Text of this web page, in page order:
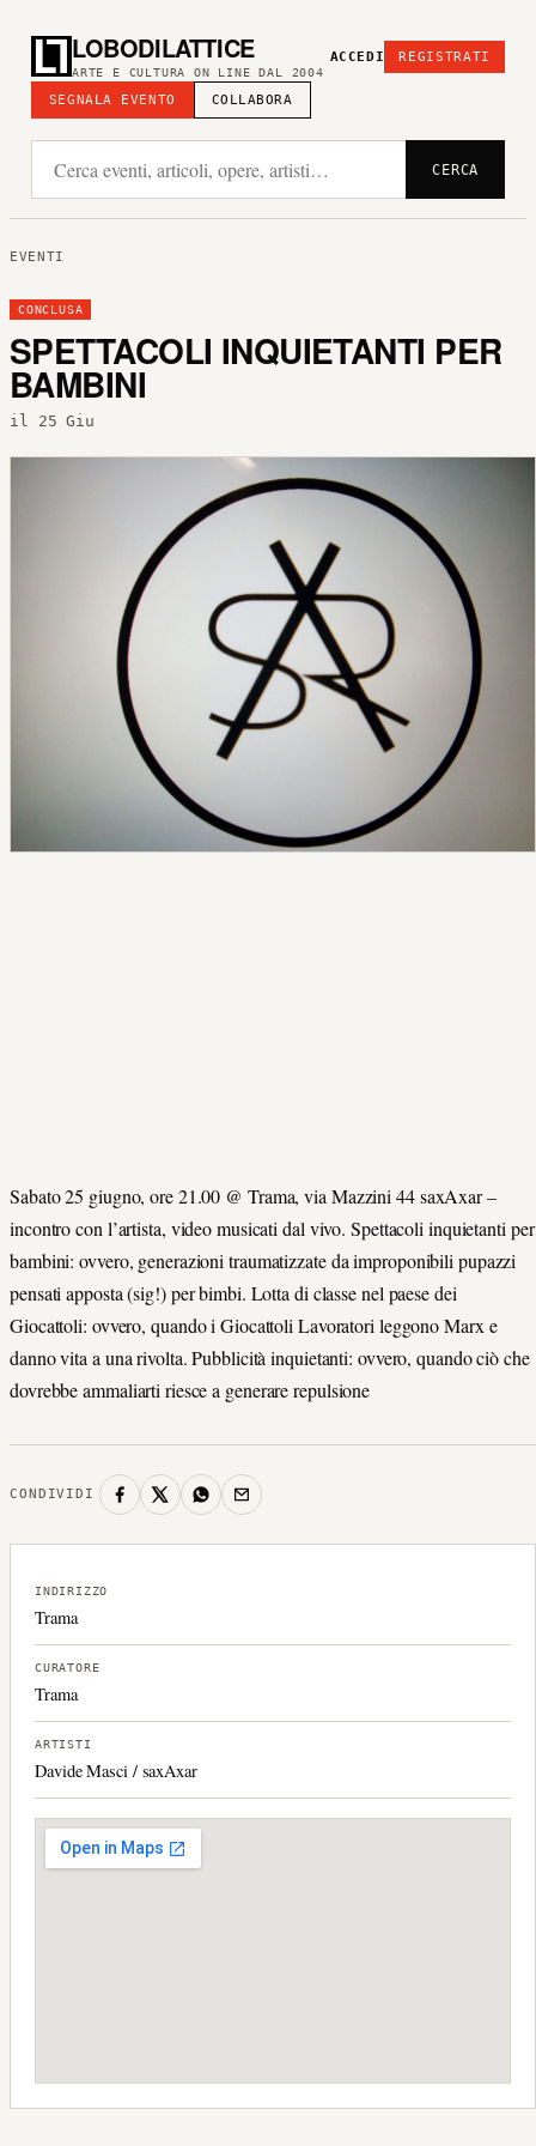
LOBODILATTICE
ARTE E CULTURA ON LINE DAL 2004
SEGNALA EVENTO COLLABORA
ACCEDI REGISTRATI
CERCA
EVENTI
CONCLUSA
SPETTACOLI INQUIETANTI PER
BAMBINI
il 25 Giu
Sabato 25 giugno, ore 21.00 @ Trama, via Mazzini 44 saxAxar –
incontro con l’artista, video musicati dal vivo. Spettacoli inquietanti per
bambini: ovvero, generazioni traumatizzate da improponibili pupazzi
pensati apposta (sig!) per bimbi. Lotta di classe nel paese dei
Giocattoli: ovvero, quando i Giocattoli Lavoratori leggono Marx e
danno vita a una rivolta. Pubblicità inquietanti: ovvero, quando ciò che
dovrebbe ammaliarti riesce a generare repulsione
CONDIVIDI
INDIRIZZO
Trama
CURATORE
Trama
ARTISTI
Davide Masci / saxAxar